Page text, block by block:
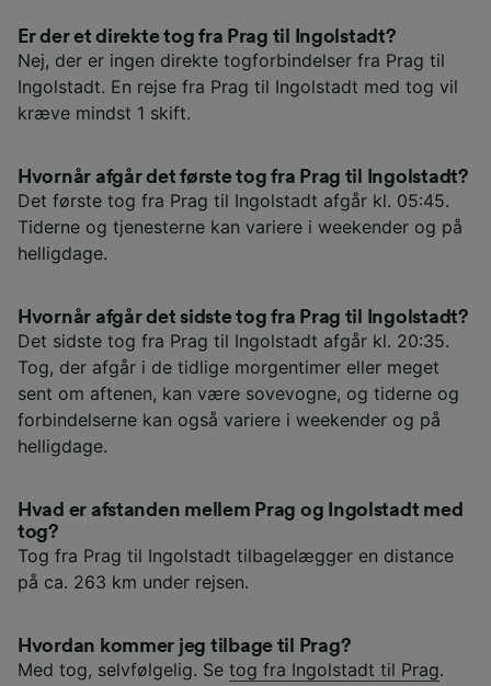
Er der et direkte tog fra Prag til Ingolstadt?
Nej, der er ingen direkte togforbindelser fra Prag til
Ingolstadt. En rejse fra Prag til Ingolstadt med tog vil
kræve mindst 1 skift.
Hvornår afgår det første tog fra Prag til Ingolstadt?
Det første tog fra Prag til Ingolstadt afgår kl. 05:45.
Tiderne og tjenesterne kan variere i weekender og på
helligdage.
Hvornår afgår det sidste tog fra Prag til Ingolstadt?
Det sidste tog fra Prag til Ingolstadt afgår kl. 20:35.
Tog, der afgår i de tidlige morgentimer eller meget
sent om aftenen, kan være sovevogne, og tiderne og
forbindelserne kan også variere i weekender og på
helligdage.
Hvad er afstanden mellem Prag og Ingolstadt med
tog?
Tog fra Prag til Ingolstadt tilbagelægger en distance
på ca. 263 km under rejsen.
Hvordan kommer jeg tilbage til Prag?
Med tog, selvfølgelig. Se tog fra Ingolstadt til Prag.